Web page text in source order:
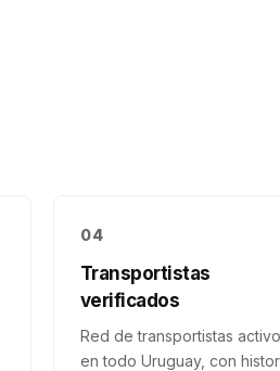
04
Transportistas
verificados
Red de transportistas
en todo Uruguay, con